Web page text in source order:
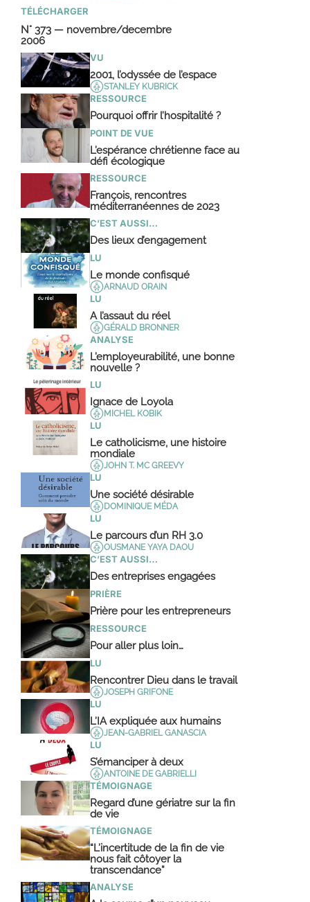
TÉLÉCHARGER
N° 373 — novembre/decembre
2006
VU
2001, l’odyssée de l’espace
STANLEY KUBRICK
RESSOURCE
Pourquoi offrir l’hospitalité ?
POINT DE VUE
L’espérance chrétienne face au
défi écologique
RESSOURCE
François, rencontres
méditerranéennes de 2023
C’EST AUSSI…
Des lieux d’engagement
LU
Le monde confisqué
ARNAUD ORAIN
LU
A l’assaut du réel
GÉRALD BRONNER
ANALYSE
L’employeurabilité, une bonne
nouvelle ?
LU
Ignace de Loyola
MICHEL KOBIK
LU
Le catholicisme, une histoire
mondiale
JOHN T. MC GREEVY
LU
Une société désirable
DOMINIQUE MÉDA
LU
Le parcours d’un RH 3.0
OUSMANE YAYA DAOU
C’EST AUSSI…
Des entreprises engagées
PRIÈRE
Prière pour les entrepreneurs
RESSOURCE
Pour aller plus loin…
LU
Rencontrer Dieu dans le travail
JOSEPH GRIFONE
LU
L’IA expliquée aux humains
JEAN-GABRIEL GANASCIA
LU
S’émanciper à deux
ANTOINE DE GABRIELLI
TÉMOIGNAGE
Regard d’une gériatre sur la fin
de vie
TÉMOIGNAGE
“L’incertitude de la fin de vie
nous fait côtoyer la
transcendance”
ANALYSE